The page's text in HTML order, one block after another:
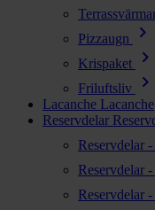
Pizzaugn chevron_right
Krispaket chevron_right
Friluftsliv chevron_right
Lacanche Lacanche
Reservdelar
Reservdelar
Reservdelar
Reservdelar